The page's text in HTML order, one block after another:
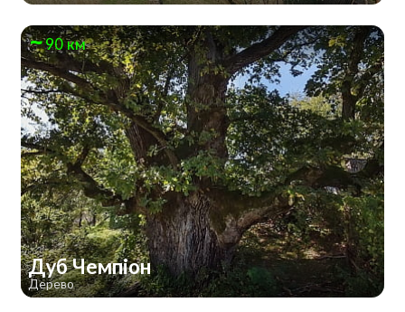
90 км
Дуб Чемпіон
Дерево